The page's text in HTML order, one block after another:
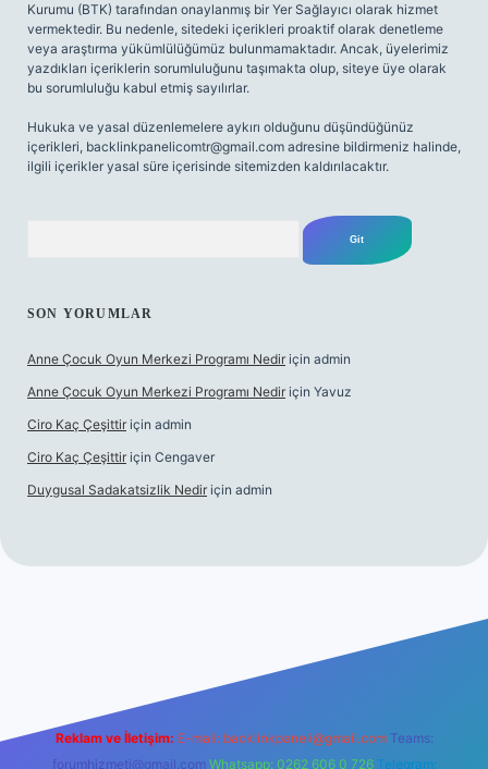
Kurumu (BTK) tarafından onaylanmış bir Yer Sağlayıcı olarak hizmet
vermektedir. Bu nedenle, sitedeki içerikleri proaktif olarak denetleme
veya araştırma yükümlülüğümüz bulunmamaktadır. Ancak, üyelerimiz
yazdıkları içeriklerin sorumluluğunu taşımakta olup, siteye üye olarak
bu sorumluluğu kabul etmiş sayılırlar.
Hukuka ve yasal düzenlemelere aykırı olduğunu düşündüğünüz
içerikleri, backlinkpanelicomtr@gmail.com adresine bildirmeniz halinde,
ilgili içerikler yasal süre içerisinde sitemizden kaldırılacaktır.
SON YORUMLAR
Anne Çocuk Oyun Merkezi Programı Nedir için admin
Anne Çocuk Oyun Merkezi Programı Nedir için Yavuz
Ciro Kaç Çeşittir için admin
Ciro Kaç Çeşittir için Cengaver
Duygusal Sadakatsizlik Nedir için admin
elexbetgiris.org
Reklam ve İletişim: E-mail: backlinkpaneli@gmail.com Teams:
forumhizmeti@gmail.com Whatsapp: 0262 606 0 726 Telegram: